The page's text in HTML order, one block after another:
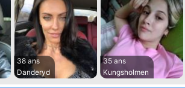
38 ans
Danderyd
35 ans
Kungsholmen